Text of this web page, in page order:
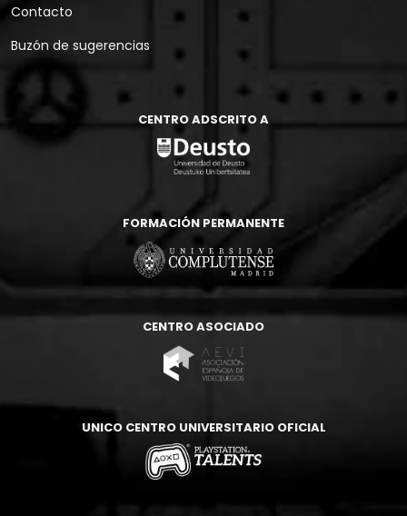
Contacto
Buzón de sugerencias
CENTRO ADSCRITO A
FORMACIÓN PERMANENTE
CENTRO ASOCIADO
UNICO CENTRO UNIVERSITARIO OFICIAL